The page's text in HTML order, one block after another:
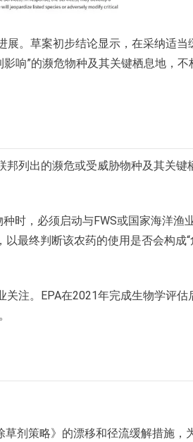
展。草案初步结论显示，在采纳适当
响”的濒危物种及其关键栖息地，不
邦列出的濒危或受威胁物种及其关键
时，必须启动与FWS或国家海洋渔
以最终判断该农药的使用是否会构成“
注。EPA在2021年完成生物学评估
草剂策略》的漂移和径流缓解措施，